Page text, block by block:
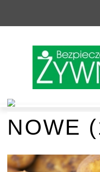
NOWE